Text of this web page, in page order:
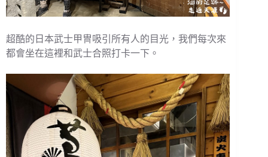
超酷的日本武士甲冑吸引所有人的目光，我們每次來
都會坐在這裡和武士合照打卡一下。